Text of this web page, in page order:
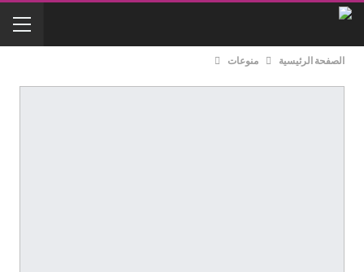
الصفحة الرئيسية منوعات